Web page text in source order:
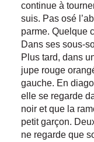
continue à
suis. Pas osé
parme. Quelque
Dans ses sous-
Plus tard, dans
jupe rouge
gauche. En
elle se regarde
noir et que la
petit garçon.
ne regarde que